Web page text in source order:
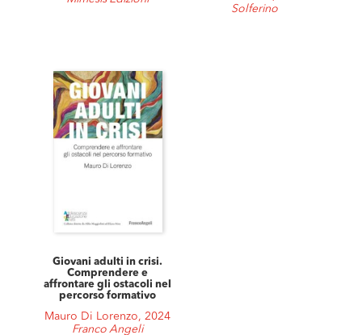
Solferino
Giovani adulti in crisi.
Comprendere e
affrontare gli ostacoli nel
percorso formativo
Mauro Di Lorenzo, 2024
Franco Angeli